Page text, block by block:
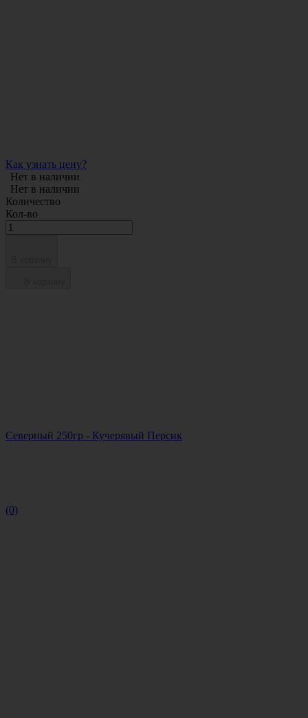
Как узнать цену?
Нет в наличии
Нет в наличии
Количество
Кол-во
Северный 250гр - Кучерявый Персик
(0)